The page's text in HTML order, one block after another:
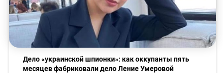
Дело «украинской шпионки»: как оккупанты пять
месяцев фабриковали дело Ление Умеровой